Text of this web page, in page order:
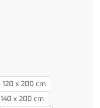
120 x 200 cm
140 x 200 cm